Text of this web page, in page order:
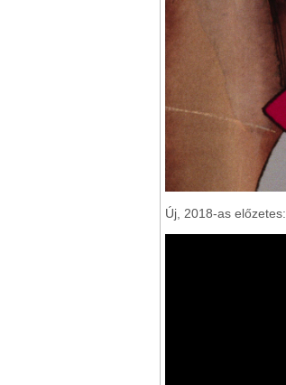
Új, 2018-as előzetes: